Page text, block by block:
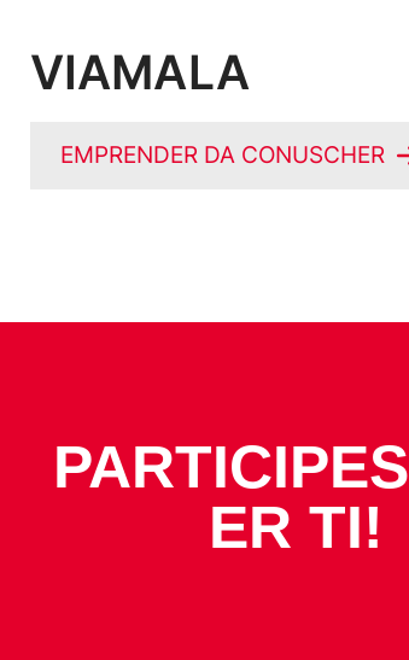
VIAMALA
EMPRENDER DA CONUSCHER
ER TI!